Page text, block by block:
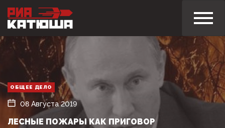
ОБЩЕЕ ДЕЛО
08 Августа 2019
ЛЕСНЫЕ ПОЖАРЫ КАК ПРИГОВОР